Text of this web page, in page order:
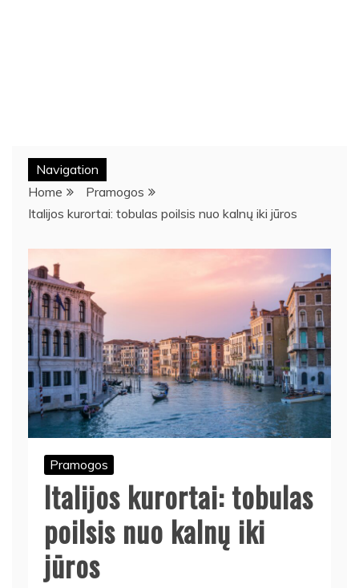
Navigation
Home
Pramogos
Italijos kurortai: tobulas poilsis nuo kalnų iki jūros
Pramogos
Italijos kurortai: tobulas
poilsis nuo kalnų iki
jūros